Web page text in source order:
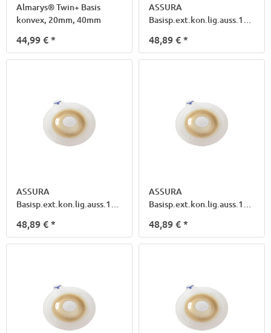
Almarys® Twin+ Basis
konvex, 20mm, 40mm
44,99 €*
ASSURA
Basisp.ext.kon.lig.auss.15-
48,89 €*
ASSURA
Basisp.ext.kon.lig.auss.15-
48,89 €*
ASSURA
Basisp.ext.kon.lig.auss.15-
48,89 €*